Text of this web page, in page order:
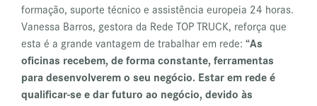
formação, suporte técnico e assistência europeia 24 horas.
Vanessa Barros, gestora da Rede TOP TRUCK, reforça que
esta é a grande vantagem de trabalhar em rede: “As
oficinas recebem, de forma constante, ferramentas
para desenvolverem o seu negócio. Estar em rede é
qualificar-se e dar futuro ao negócio, devido às